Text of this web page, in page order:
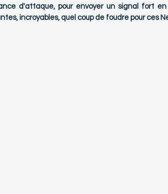
d'attaque, pour envoyer un signal fort
incroyables, quel coup de foudre pour ces